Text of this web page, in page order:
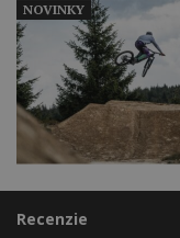
NOVINKY
Recenzie